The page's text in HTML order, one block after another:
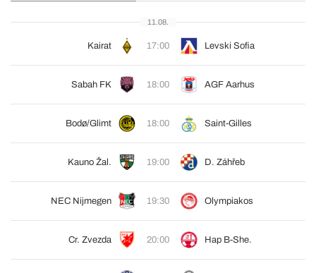
11.08.
Kairat 17:00 Levski Sofia
Sabah FK 18:00 AGF Aarhus
Bodø/Glimt 18:00 Saint-Gilles
Kauno Žal. 19:00 D. Záhřeb
NEC Nijmegen 19:30 Olympiakos
Cr. Zvezda 20:00 Hap B-She.